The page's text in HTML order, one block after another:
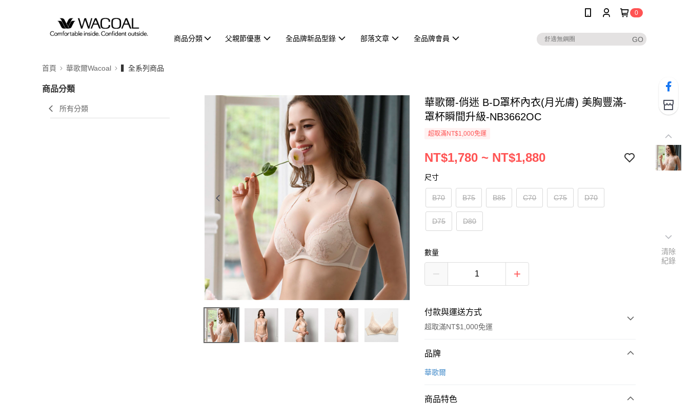
0
商品分類 父親節優惠 全品牌新品型錄 部落文章 全品牌會員
首頁 華歌爾Wacoal ▍全系列商品
商品分類
所有分類
華歌爾-俏迷 B-D罩杯內衣(月光膚) 美胸豐滿-
罩杯瞬間升級-NB3662OC
超取滿NT$1,000免運
NT$1,780 ~ NT$1,880
尺寸
B70 B75 B85 C70 C75 D70
D75 D80
數量
付款與運送方式
超取滿NT$1,000免運
付款方式
信用卡一次付款
品牌
華歌爾
商品特色
清除
紀錄